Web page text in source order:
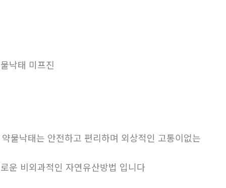
낙태 미프진
약물낙태는 안전하고 편리하며 외상적인 고통이없는
운 비외과적인 자연유산방법 입니다